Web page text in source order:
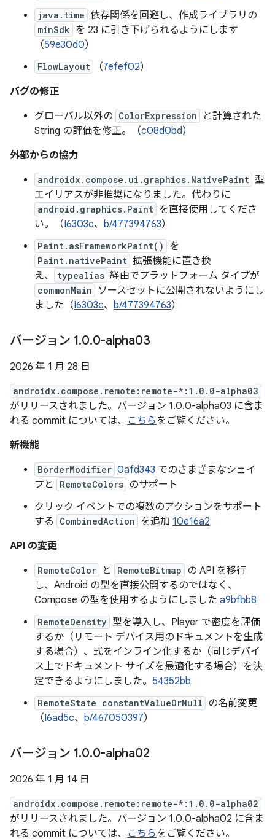
java.time 依存関係を回避し、作成ライブラリの
minSdk を 23 に引き下げられるようにします
（59e30d0）
FlowLayout （7efef02）
バグの修正
グローバル以外の ColorExpression
と計算された
String の評価を修正。（c08d0bd）
外部からの協力
androidx.compose.ui.graphics.NativePaint 型
エイリアスが非推奨になりました。代わりに
android.graphics.Paint を直接使用してくださ
い。（I6303c、 b/477394763）
Paint.asFrameworkPaint() を
Paint.nativePaint 拡張機能に置き換
え、
typealias 経由でプラットフォーム タイプが
commonMain
ソースセットに公開されないようにし
ました（I6303c、 b/477394763）
バージョン 1.0.0-alpha03
2026 年 1 月 28 日
androidx.compose.remote:remote-*:1.0.0-alpha03
がリリースされました。バージョン 1.0.0-alpha03 に含ま
れる commit については、 こちらをご覧ください。
新機能
BorderModifier 0afd343 でのさまざまなシェイ
プと
RemoteColors のサポート
クリック イベントでの複数のアクションをサポート
する
CombinedAction を追加 10e16a2
API の変更
RemoteColor と RemoteBitmap の API を移行
し、Android の型を直接公開するのではなく、
Compose の型を使用するようにしました a9bfbb8
RemoteDensity 型を導入し、Player で密度を評価
するか（リモート デバイス用のドキュメントを生成
する場合）、式をインライン化するか（同じデバイ
ス上でドキュメント サイズを最適化する場合）を決
定できるようにしました。 54352bb
RemoteState constantValueOrNull の名前変更
（I6ad5c、 b/467050397）
バージョン 1.0.0-alpha02
2026 年 1 月 14 日
androidx.compose.remote:remote-*:1.0.0-alpha02
がリリースされました。バージョン 1.0.0-alpha02 に含ま
れる commit については、 こちらをご覧ください。